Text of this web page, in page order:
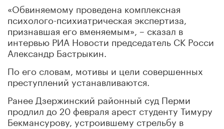
«Обвиняемому проведена комплексная
психолого-психиатрическая экспертиза,
признавшая его вменяемым», – сказал в
интервью РИА Новости председатель СК Росси
Александр Бастрыкин.
По его словам, мотивы и цели совершенных
преступлений устанавливаются.
Ранее Дзержинский районный суд Перми
продлил до 20 февраля арест студенту Тимуру
Бекмансурову, устроившему стрельбу в